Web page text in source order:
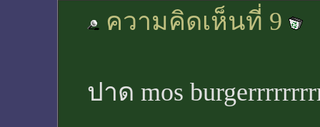
ความคิดเห็นที่ 9
ปาด mos